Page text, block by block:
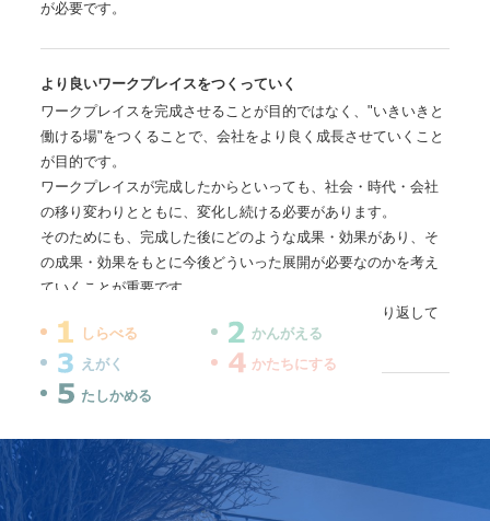
しらべる
かんがえる
えがく
かたちにする
たしかめる
が必要です。
より良いワークプレイスをつくっていく
ワークプレイスを完成させることが目的ではなく、"いきいきと
働ける場"をつくることで、会社をより良く成長させていくこと
が目的です。
ワークプレイスが完成したからといっても、社会・時代・会社
の移り変わりとともに、変化し続ける必要があります。
そのためにも、完成した後にどのような成果・効果があり、そ
の成果・効果をもとに今後どういった展開が必要なのかを考え
ていくことが重要です。
会社を成長させるためには、こういったプロセスを繰り返して
いくことが大切になります。